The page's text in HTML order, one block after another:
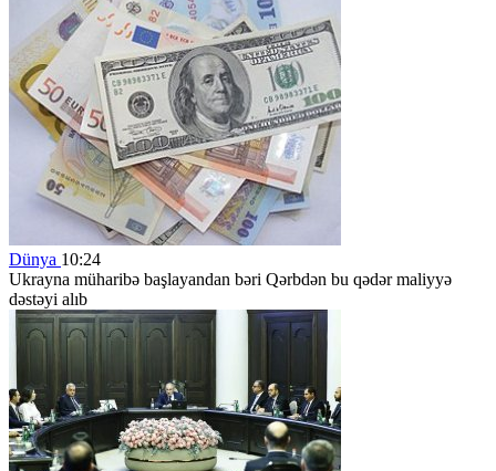
Dünya 10:24
Ukrayna müharibə başlayandan bəri Qərbdən bu qədər maliyyə
dəstəyi alıb